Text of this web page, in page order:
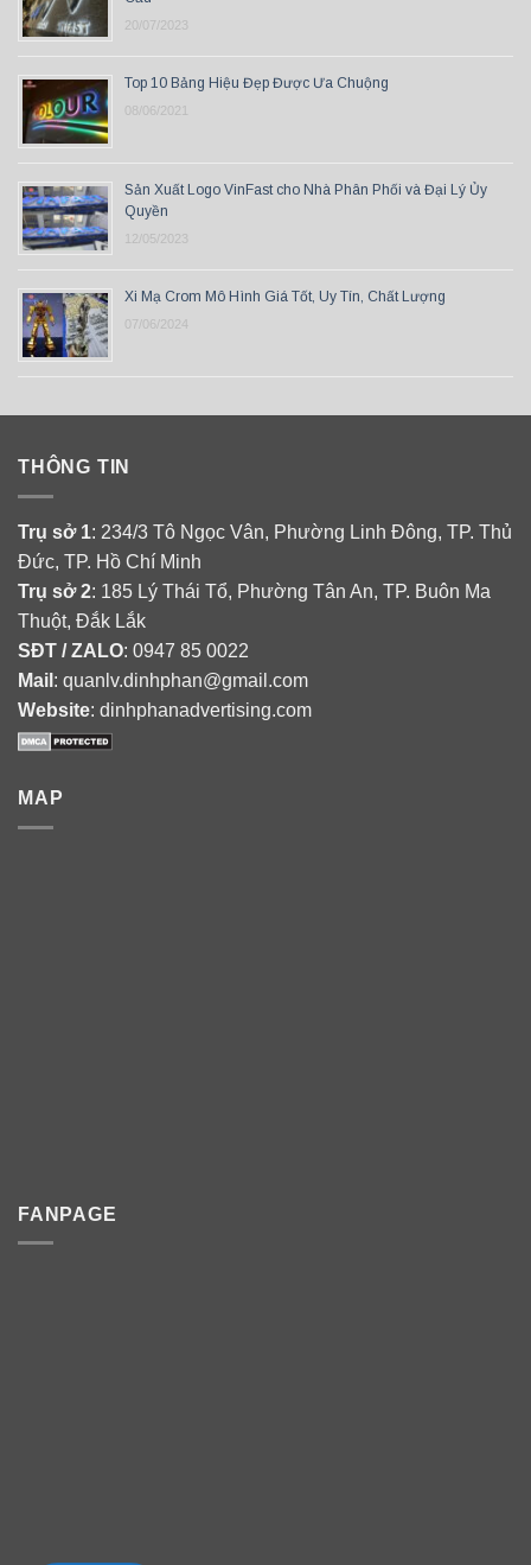
20/07/2023
Top 10 Bảng Hiệu Đẹp Được Ưa Chuộng
08/06/2021
Sản Xuất Logo VinFast cho Nhà Phân Phối và Đại Lý Ủy
Quyền
12/05/2023
Xi Mạ Crom Mô Hình Giá Tốt, Uy Tín, Chất Lượng
07/06/2024
THÔNG TIN
Trụ sở 1: 234/3 Tô Ngọc Vân, Phường Linh Đông, TP. Thủ
Đức, TP. Hồ Chí Minh
Trụ sở 2: 185 Lý Thái Tổ, Phường Tân An, TP. Buôn Ma
Thuột, Đắk Lắk
SĐT / ZALO: 0947 85 0022
Mail : quanlv.dinhphan@gmail.com
Website: dinhphanadvertising.com
MAP
FANPAGE